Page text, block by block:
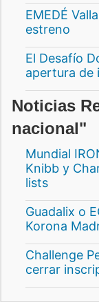
EMEDÉ
estreno
El Desafío
apertura de
Noticias
nacional"
Mundial
Knibb y
lists
Guadalix o
Korona
Challenge
cerrar